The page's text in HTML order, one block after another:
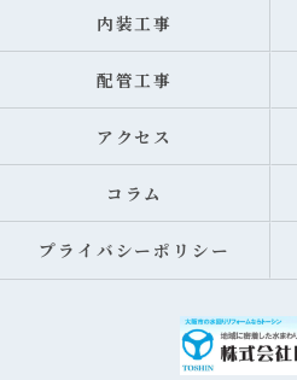
内装工事
配管工事
アクセス
コラム
プライバシーポリシー